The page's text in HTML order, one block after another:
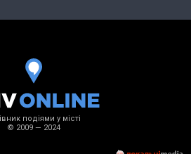
подіями у місті
© 2009 — 2024